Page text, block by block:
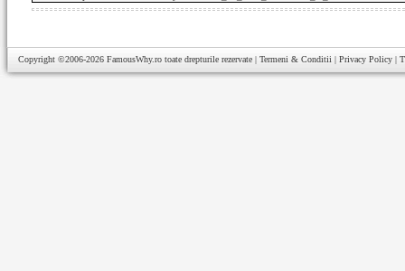
Copyright ©2006-2026 FamousWhy.ro toate drepturile rezervate | Termeni & Conditii | Privacy Policy |